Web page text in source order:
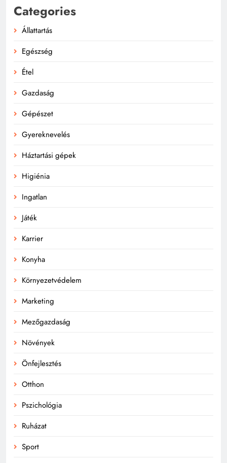
Categories
Állattartás
Egészség
Étel
Gazdaság
Gépészet
Gyereknevelés
Háztartási gépek
Higiénia
Ingatlan
Játék
Karrier
Konyha
Környezetvédelem
Marketing
Mezőgazdaság
Növények
Önfejlesztés
Otthon
Pszichológia
Ruházat
Sport